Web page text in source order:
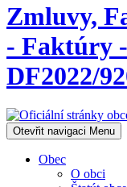
Zmluvy,
- Faktúry
DF2022/
Otevřit navigaci Menu
Obec
O obci